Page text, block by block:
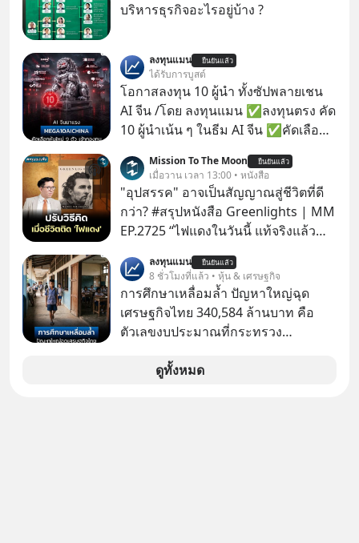
บริหารธุรกิจอะไรอยู่บ้าง ?
ลงทุนแมน ยืนยันแล้ว
ได้รับการบูสต์
โอกาสลงทุน 10 ผู้นำ ทั้งซัปพลายเชน
AI จีน /โดย ลงทุนแมน ✅ลงทุนตรง คัด
10 ผู้นำเน้น ๆ ในธีม AI จีน ✅คัดเลือก
เจ้าของผู้นำ AI จีน ตั้งแต่โรงงานผลิตชิป
หน่วยความจำ โมเดล AI ยันหุ่นยนต์
✅ได้การรับยกเว้นภาษี Capital Gain
ตามกฎหมายภาษีของประเทศไทย
Mission To The Moon ยืนยันแล้ว
เมื่อวาน เวลา 13:00 • หนังสือ
"อุปสรรค" อาจเป็นสัญญาณสู่ชีวิตที่ดี
กว่า? #สรุปหนังสือ Greenlights | MM
EP.2725 “ไฟแดงในวันนี้ แท้จริงแล้ว
เปลี่ยนสี” McConaughey ดาราดาวรุ่ง
ในยุคหนึ่ง เคยปฏิเสธเงินค่าตัวหนังรอม
คอมที่สูงถึง 14.5 ล้านดอลลาร์ (หรือ
ราว 500 ล้านบาท) เพียงเพราะเขาไม่
ตามมาคือ โทรศัพท์ของเขากลายเป็น
ความเงียบสนิทนานถึง 14 เดือนเต็ม แต่
ลงทุนแมน ยืนยันแล้ว
8 ชั่วโมงที่แล้ว • หุ้น & เศรษฐกิจ
การศึกษาเหลื่อมล้ำ ปัญหาใหญ่ฉุด
เศรษฐกิจไทย 340,584 ล้านบาท คือ
ตัวเลขงบประมาณที่กระทรวง
รายจ่ายประจำปี 2568 ซึ่งมากที่สุดเป็น
ดูทั้งหมด